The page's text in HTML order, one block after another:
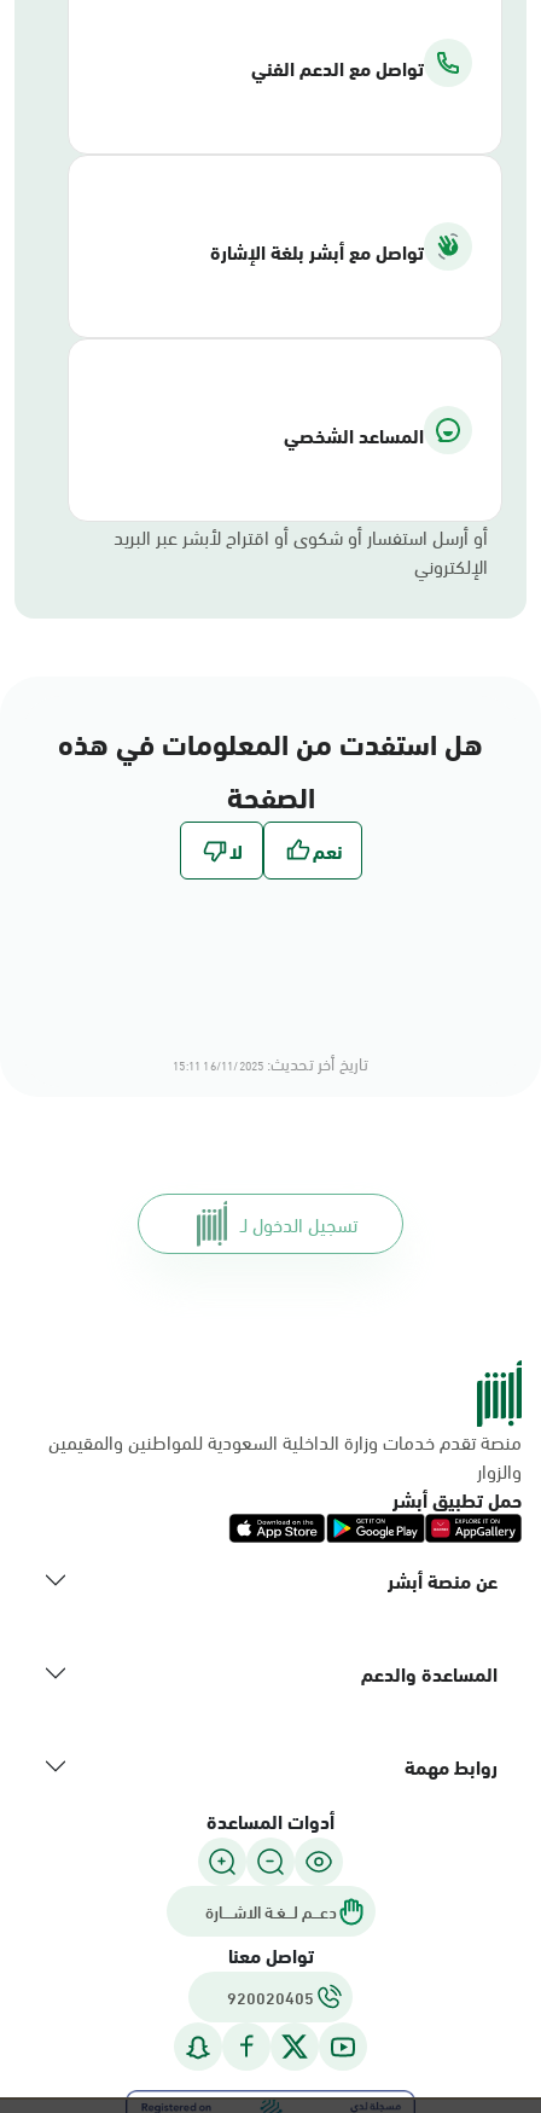
تواصل مع الدعم الفني
تواصل مع أبشر بلغة الإشارة
المساعد الشخصي
أو أرسل استفسار أو شكوى أو اقتراح لأبشر عبر البريد
الإلكتروني
هل استفدت من المعلومات في هذه
الصفحة
تاريخ أخر تحديث: 16/11/2025 15:11
تسجيل الدخول لـ
منصة تقدم خدمات وزارة الداخلية السعودية للمواطنين والمقيمين
والزوار
حمل تطبيق أبشر
عن منصة أبشر
المساعدة والدعم
روابط مهمة
أدوات المساعدة
دعـــم لـــغـة الاشــــارة
تواصل معنا
920020405